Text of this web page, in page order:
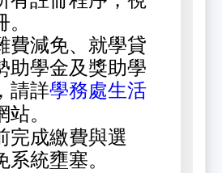
費減免、就學貸
助學金及獎助學
請詳學務處生活
站。
完成繳費與選
統壅塞。